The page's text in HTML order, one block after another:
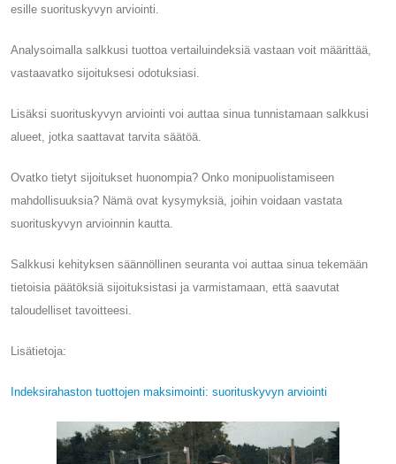
esille suorituskyvyn arviointi.
Analysoimalla salkkusi tuottoa vertailuindeksiä vastaan ​​voit määrittää,
vastaavatko sijoituksesi odotuksiasi.
Lisäksi suorituskyvyn arviointi voi auttaa sinua tunnistamaan salkkusi
alueet, jotka saattavat tarvita säätöä.
Ovatko tietyt sijoitukset huonompia? Onko monipuolistamiseen
mahdollisuuksia? Nämä ovat kysymyksiä, joihin voidaan vastata
suorituskyvyn arvioinnin kautta.
Salkkusi kehityksen säännöllinen seuranta voi auttaa sinua tekemään
tietoisia päätöksiä sijoituksistasi ja varmistamaan, että saavutat
taloudelliset tavoitteesi.
Lisätietoja:
Indeksirahaston tuottojen maksimointi: suorituskyvyn arviointi